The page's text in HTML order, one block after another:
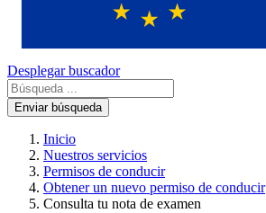
Desplegar buscador
Enviar búsqueda
Inicio
Nuestros servicios
Permisos de conducir
Obtener un nuevo permiso de conducir
Consulta tu nota de examen